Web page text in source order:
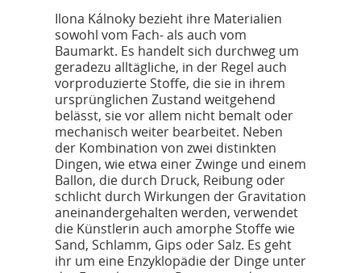
Ilona Kálnoky bezieht ihre Materialien
sowohl vom Fach- als auch vom
Baumarkt. Es handelt sich durchweg um
geradezu alltägliche, in der Regel auch
vorproduzierte Stoffe, die sie in ihrem
ursprünglichen Zustand weitgehend
belässt, sie vor allem nicht bemalt oder
mechanisch weiter bearbeitet. Neben
der Kombination von zwei distinkten
Dingen, wie etwa einer Zwinge und einem
Ballon, die durch Druck, Reibung oder
schlicht durch Wirkungen der Gravitation
aneinandergehalten werden, verwendet
die Künstlerin auch amorphe Stoffe wie
Sand, Schlamm, Gips oder Salz. Es geht
ihr um eine Enzyklopädie der Dinge unter